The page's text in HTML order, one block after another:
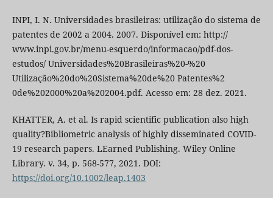
INPI, I. N. Universidades brasileiras: utilização do sistema de
patentes de 2002 a 2004. 2007. Disponível em: http://
www.inpi.gov.br/menu-esquerdo/informacao/pdf-dos-
estudos/ Universidades%20Brasileiras%20-%20
Utilização%20do%20Sistema%20de%20 Patentes%2
0de%202000%20a%202004.pdf. Acesso em: 28 dez. 2021.
KHATTER, A. et al. Is rapid scientific publication also high
quality?Bibliometric analysis of highly disseminated COVID-
19 research papers. LEarned Publishing. Wiley Online
Library. v. 34, p. 568-577, 2021. DOI:
https://doi.org/10.1002/leap.1403